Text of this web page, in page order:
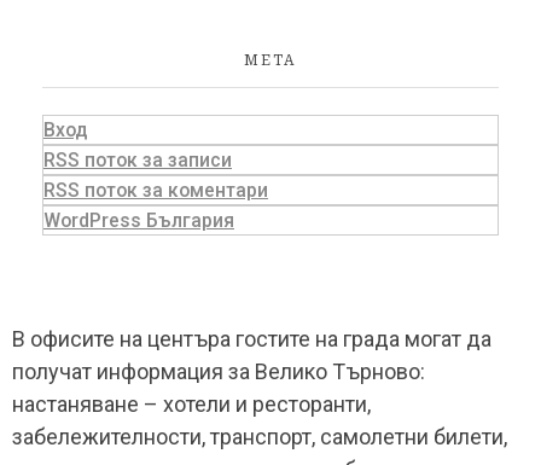
МЕТА
Вход
RSS поток за записи
RSS поток за коментари
WordPress България
В офисите на центъра гостите на града могат да
получат информация за Велико Търново:
настаняване – хотели и ресторанти,
забележителности, транспорт, самолетни билети,